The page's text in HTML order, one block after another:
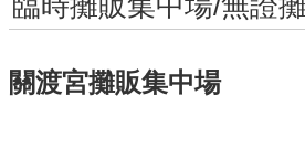
關渡宮攤販集中場